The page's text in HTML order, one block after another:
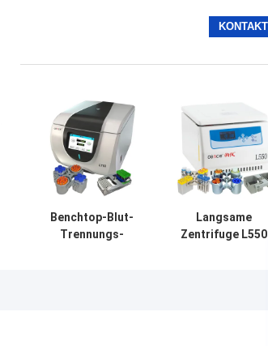
Benchtop-Blut-
Trennungs-
Langsame
Zentrifuge L550